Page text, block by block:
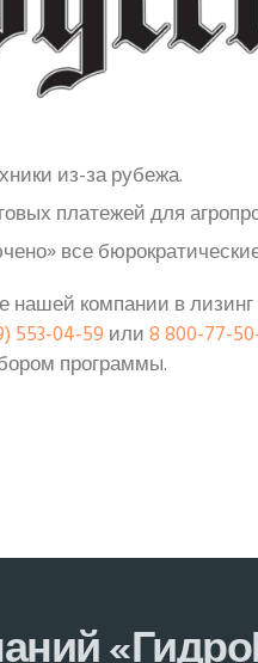
из-за рубежа.
платежей для
все
нашей компании в
553-04-59 или8 800-77-
программы.